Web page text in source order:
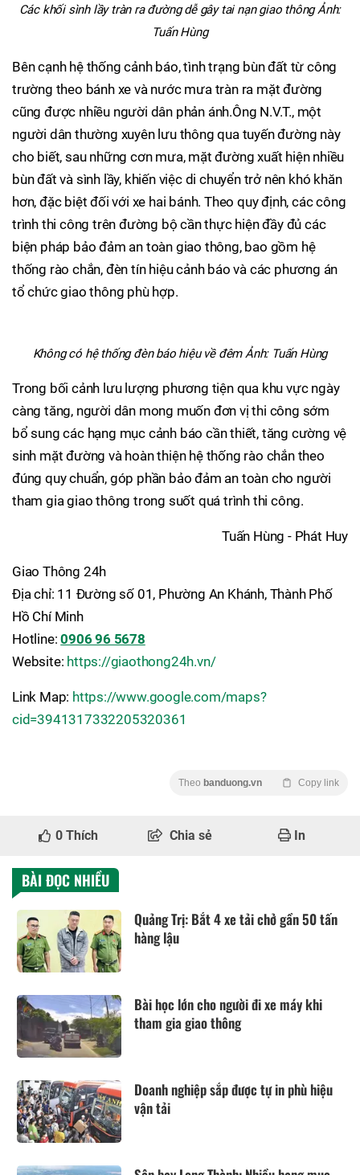
Các khối sình lầy tràn ra đường dễ gây tai nạn giao thông Ảnh:
Tuấn Hùng
Bên cạnh hệ thống cảnh báo, tình trạng bùn đất từ công
trường theo bánh xe và nước mưa tràn ra mặt đường
cũng được nhiều người dân phản ánh.Ông N.V.T., một
người dân thường xuyên lưu thông qua tuyến đường này
cho biết, sau những cơn mưa, mặt đường xuất hiện nhiều
bùn đất và sình lầy, khiến việc di chuyển trở nên khó khăn
hơn, đặc biệt đối với xe hai bánh. Theo quy định, các công
trình thi công trên đường bộ cần thực hiện đầy đủ các
biện pháp bảo đảm an toàn giao thông, bao gồm hệ
thống rào chắn, đèn tín hiệu cảnh báo và các phương án
tổ chức giao thông phù hợp.
Không có hệ thống đèn báo hiệu về đêm Ảnh: Tuấn Hùng
Trong bối cảnh lưu lượng phương tiện qua khu vực ngày
càng tăng, người dân mong muốn đơn vị thi công sớm
bổ sung các hạng mục cảnh báo cần thiết, tăng cường vệ
sinh mặt đường và hoàn thiện hệ thống rào chắn theo
đúng quy chuẩn, góp phần bảo đảm an toàn cho người
tham gia giao thông trong suốt quá trình thi công.
Tuấn Hùng - Phát Huy
Giao Thông 24h
Địa chỉ: 11 Đường số 01, Phường An Khánh, Thành Phố
Hồ Chí Minh
Hotline:0906 96 5678
Website: https://giaothong24h.vn/
Link Map: https://www.google.com/maps?
cid=3941317332205320361
Theo banduong.vn Copy link
0 Thích Chia sẻ In
BÀI ĐỌC NHIỀU
Quảng Trị: Bắt 4 xe tải chở gần 50 tấn
hàng lậu
Bài học lớn cho người đi xe máy khi
tham gia giao thông
Doanh nghiệp sắp được tự in phù hiệu
vận tải